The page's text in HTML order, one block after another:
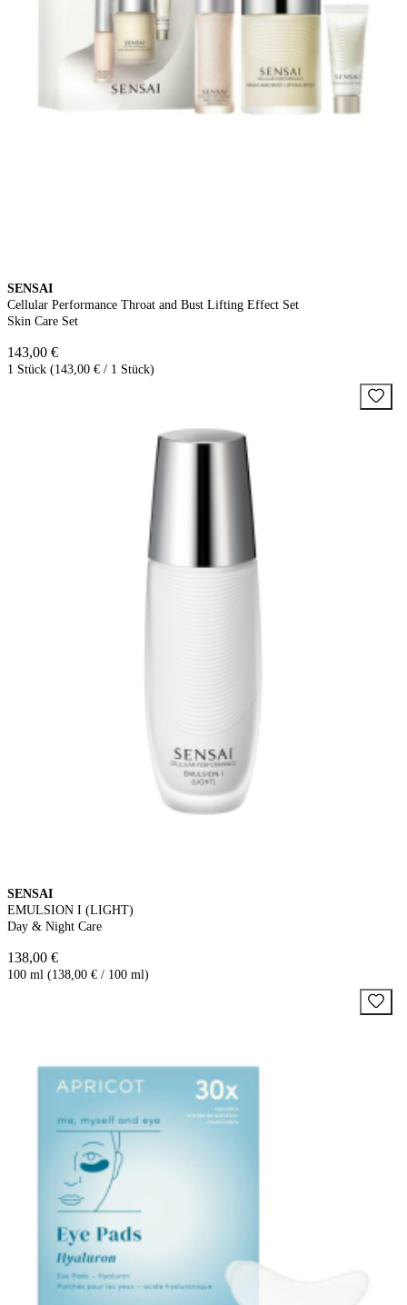
SENSAI
Cellular Performance Throat and Bust Lifting Effect Set
Skin Care Set
143,00 €
1 Stück (143,00 € / 1 Stück)
SENSAI
EMULSION I (LIGHT)
Day & Night Care
138,00 €
100 ml (138,00 € / 100 ml)